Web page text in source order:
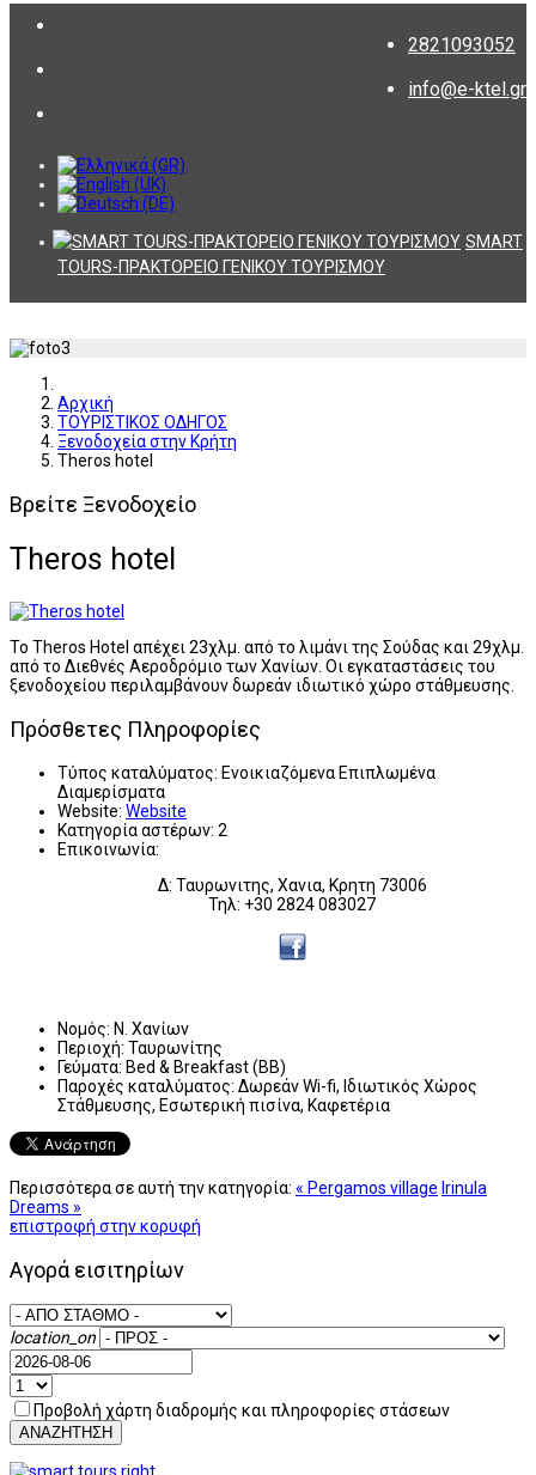
2821093052
info@e-ktel.gr
SMART
TOURS-ΠΡΑΚΤΟΡΕΙΟ ΓΕΝΙΚΟΥ ΤΟΥΡΙΣΜΟΥ
Αρχική
ΤΟΥΡΙΣΤΙΚΟΣ ΟΔΗΓΟΣ
Ξενοδοχεία στην Κρήτη
Theros hotel
Βρείτε Ξενοδοχείο
Theros hotel
Το Theros Hotel απέχει 23χλμ. από το λιμάνι της Σούδας και 29χλμ.
από το Διεθνές Αεροδρόμιο των Χανίων. Οι εγκαταστάσεις του
ξενοδοχείου περιλαμβάνουν δωρεάν ιδιωτικό χώρο στάθμευσης.
Πρόσθετες Πληροφορίες
Τύπος καταλύματος: Ενοικιαζόμενα Επιπλωμένα
Διαμερίσματα
Website: Website
Κατηγορία αστέρων: 2
Επικοινωνία:
Δ: Ταυρωνιτης, Χανια, Κρητη 73006
Τηλ: +30 2824 083027
Νομός: Ν. Χανίων
Περιοχή: Ταυρωνίτης
Γεύματα: Bed & Breakfast (BB)
Παροχές καταλύματος: Δωρεάν Wi-fi, Ιδιωτικός Χώρος
Στάθμευσης, Εσωτερική πισίνα, Καφετέρια
Περισσότερα σε αυτή την κατηγορία: « Pergamos village Irinula
Dreams »
επιστροφή στην κορυφή
Αγορά εισιτηρίων
location_on
Προβολή χάρτη διαδρομής και πληροφορίες στάσεων
ΑΝΑΖΗΤΗΣΗ